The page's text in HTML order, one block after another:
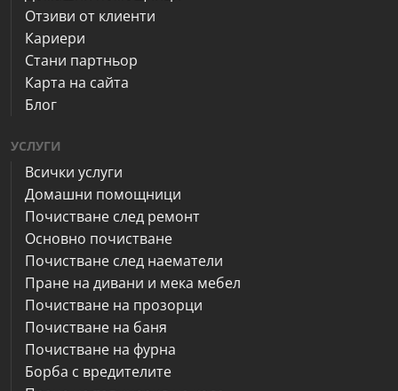
Отзиви от клиенти
Кариери
Стани партньор
Карта на сайта
Блог
УСЛУГИ
Всички услуги
Домашни помощници
Почистване след ремонт
Основно почистване
Почистване след наематели
Пране на дивани и мека мебел
Почистване на прозорци
Почистване на баня
Почистване на фурна
Борба с вредителите